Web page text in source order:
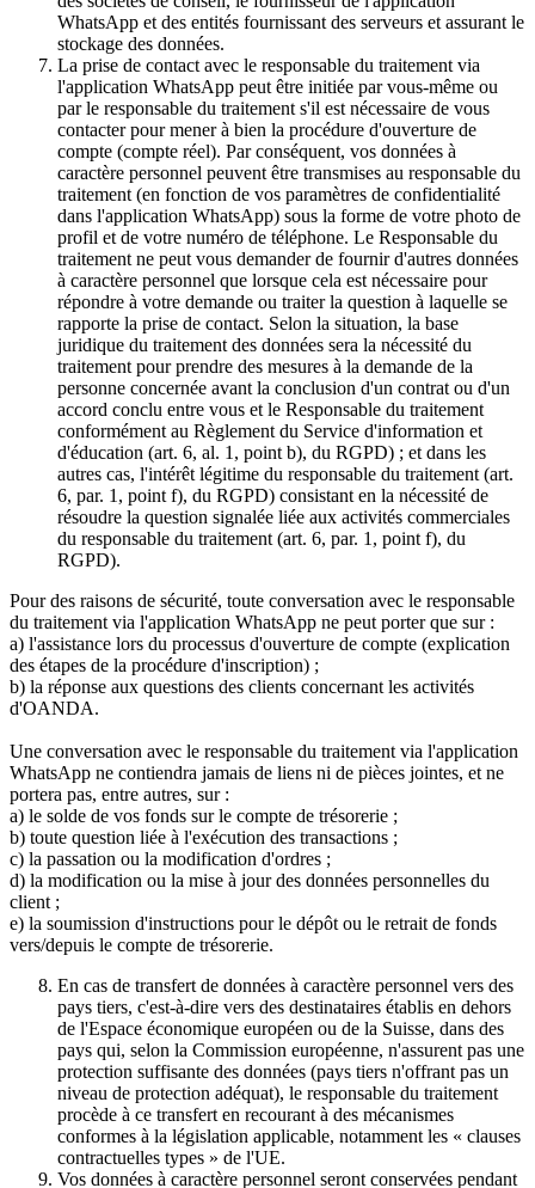
WhatsApp et des entités fournissant des serveurs et assurant le
stockage des données.
La prise de contact avec le responsable du traitement via
l'application WhatsApp peut être initiée par vous-même ou
par le responsable du traitement s'il est nécessaire de vous
contacter pour mener à bien la procédure d'ouverture de
compte (compte réel). Par conséquent, vos données à
caractère personnel peuvent être transmises au responsable du
traitement (en fonction de vos paramètres de confidentialité
dans l'application WhatsApp) sous la forme de votre photo de
profil et de votre numéro de téléphone. Le Responsable du
traitement ne peut vous demander de fournir d'autres données
à caractère personnel que lorsque cela est nécessaire pour
répondre à votre demande ou traiter la question à laquelle se
rapporte la prise de contact. Selon la situation, la base
juridique du traitement des données sera la nécessité du
traitement pour prendre des mesures à la demande de la
personne concernée avant la conclusion d'un contrat ou d'un
accord conclu entre vous et le Responsable du traitement
conformément au Règlement du Service d'information et
d'éducation (art. 6, al. 1, point b), du RGPD) ; et dans les
autres cas, l'intérêt légitime du responsable du traitement (art.
6, par. 1, point f), du RGPD) consistant en la nécessité de
résoudre la question signalée liée aux activités commerciales
du responsable du traitement (art. 6, par. 1, point f), du
RGPD).
Pour des raisons de sécurité, toute conversation avec le responsable
du traitement via l'application WhatsApp ne peut porter que sur :
a) l'assistance lors du processus d'ouverture de compte (explication
des étapes de la procédure d'inscription) ;
b) la réponse aux questions des clients concernant les activités
d'OANDA.
Une conversation avec le responsable du traitement via l'application
WhatsApp ne contiendra jamais de liens ni de pièces jointes, et ne
portera pas, entre autres, sur :
a) le solde de vos fonds sur le compte de trésorerie ;
b) toute question liée à l'exécution des transactions ;
c) la passation ou la modification d'ordres ;
d) la modification ou la mise à jour des données personnelles du
client ;
e) la soumission d'instructions pour le dépôt ou le retrait de fonds
vers/depuis le compte de trésorerie.
En cas de transfert de données à caractère personnel vers des
pays tiers, c'est-à-dire vers des destinataires établis en dehors
de l'Espace économique européen ou de la Suisse, dans des
pays qui, selon la Commission européenne, n'assurent pas une
protection suffisante des données (pays tiers n'offrant pas un
niveau de protection adéquat), le responsable du traitement
procède à ce transfert en recourant à des mécanismes
conformes à la législation applicable, notamment les « clauses
contractuelles types » de l'UE.
Vos données à caractère personnel seront conservées pendant